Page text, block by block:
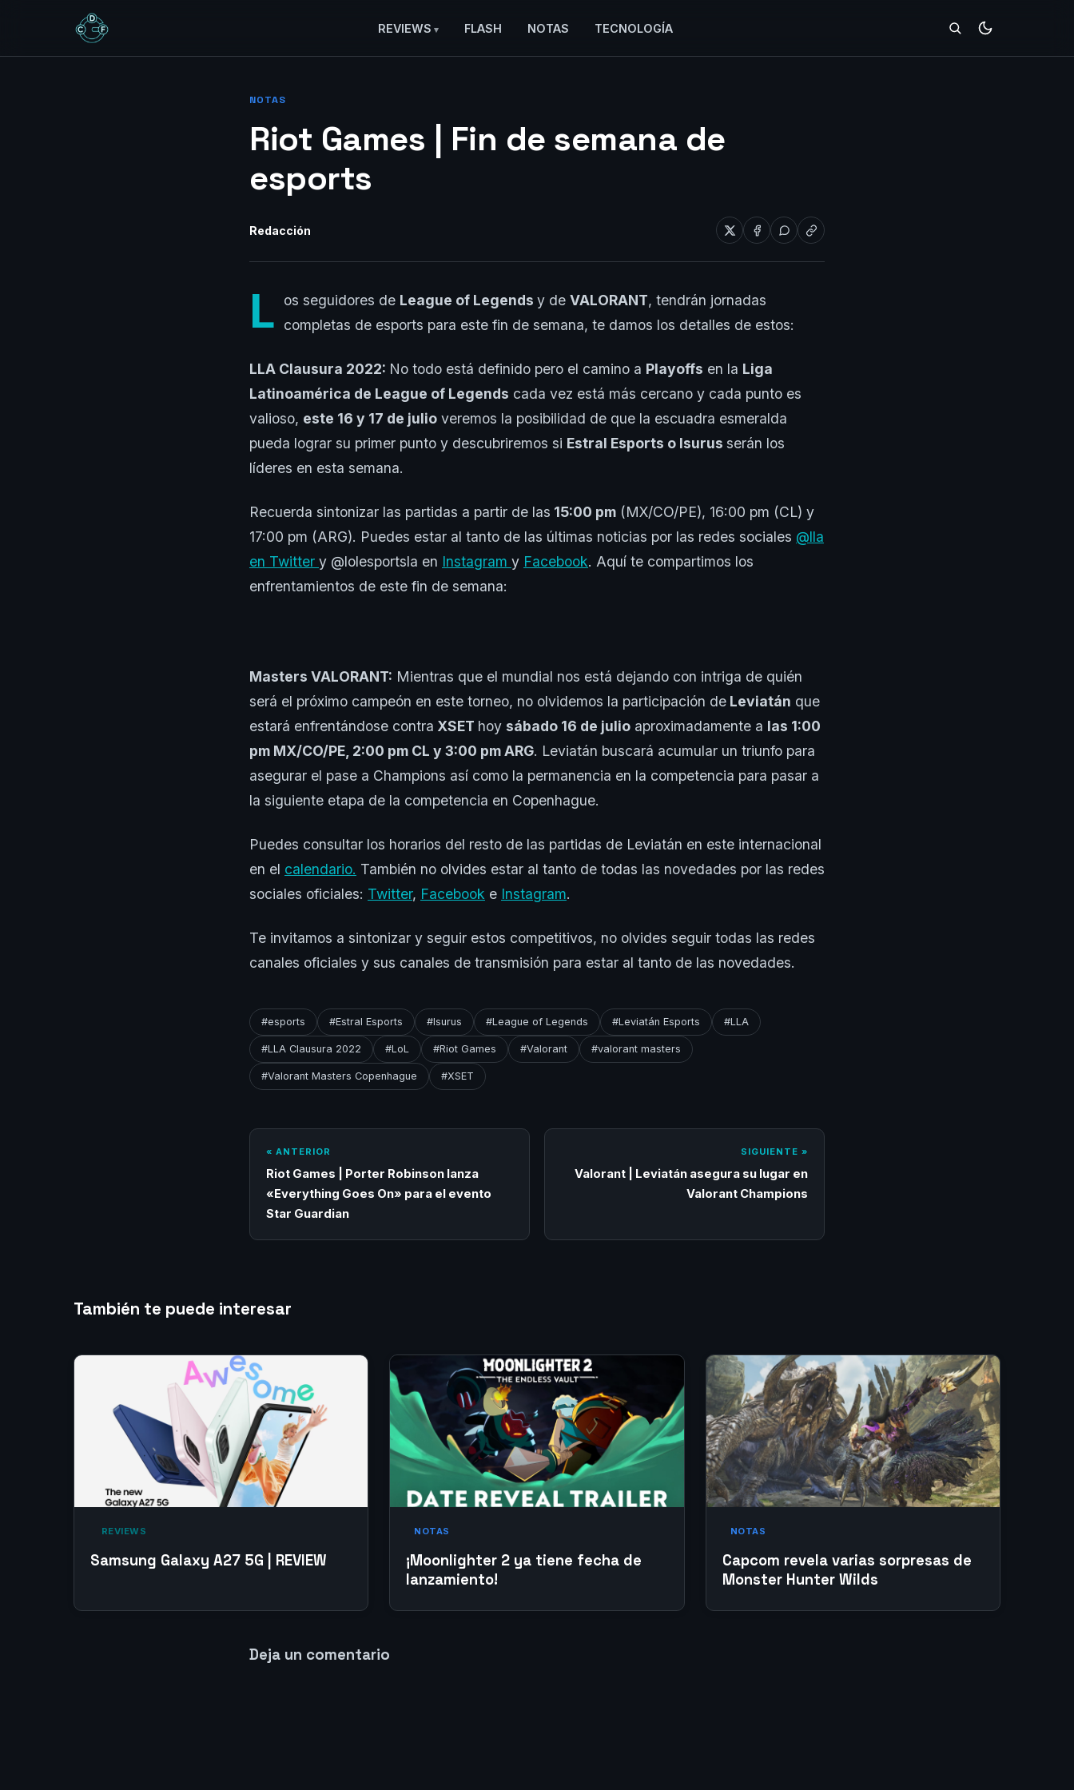
REVIEWS FLASH NOTAS TECNOLOGÍA
NOTAS
Riot Games | Fin de semana de
esports
Redacción
L os seguidores de League of Legends y de VALORANT, tendrán jornadas
completas de esports para este fin de semana, te damos los detalles de estos:
LLA Clausura 2022: No todo está definido pero el camino a Playoffs en la Liga
Latinoamérica de League of Legends cada vez está más cercano y cada punto es
valioso, este 16 y 17 de julio veremos la posibilidad de que la escuadra esmeralda
pueda lograr su primer punto y descubriremos si Estral Esports o Isurus serán los
líderes en esta semana.
Recuerda sintonizar las partidas a partir de las 15:00 pm (MX/CO/PE), 16:00 pm (CL) y
17:00 pm (ARG). Puedes estar al tanto de las últimas noticias por las redes sociales @lla
en Twitter y @lolesportsla en Instagram y Facebook. Aquí te compartimos los
enfrentamientos de este fin de semana:
Masters VALORANT: Mientras que el mundial nos está dejando con intriga de quién
será el próximo campeón en este torneo, no olvidemos la participación de Leviatán que
estará enfrentándose contra XSET hoy sábado 16 de julio aproximadamente a las 1:00
pm MX/CO/PE, 2:00 pm CL y 3:00 pm ARG. Leviatán buscará acumular un triunfo para
asegurar el pase a Champions así como la permanencia en la competencia para pasar a
la siguiente etapa de la competencia en Copenhague.
Puedes consultar los horarios del resto de las partidas de Leviatán en este internacional
en el calendario. También no olvides estar al tanto de todas las novedades por las redes
sociales oficiales: Twitter, Facebook e Instagram.
Te invitamos a sintonizar y seguir estos competitivos, no olvides seguir todas las redes
canales oficiales y sus canales de transmisión para estar al tanto de las novedades.
#esports #Estral Esports #Isurus #League of Legends #Leviatán Esports #LLA
#LLA Clausura 2022 #LoL #Riot Games #Valorant #valorant masters
#Valorant Masters Copenhague #XSET
« ANTERIOR
Riot Games | Porter Robinson lanza
«Everything Goes On» para el evento
Star Guardian
SIGUIENTE »
Valorant | Leviatán asegura su lugar en
Valorant Champions
También te puede interesar
‎ REVIEWS‎
Samsung Galaxy A27 5G | REVIEW
NOTAS
¡Moonlighter 2 ya tiene fecha de
lanzamiento!
NOTAS
Capcom revela varias sorpresas de
Monster Hunter Wilds
Deja un comentario